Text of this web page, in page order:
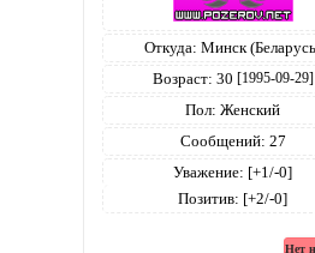
Откуда: Минск
Возраст: 30 [1995-09-29]
Пол: Женский
Сообщений: 27
Уважение: [+1/-0]
Позитив: [+2/-0]